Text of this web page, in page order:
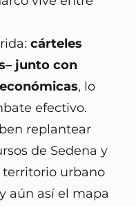
cárteles
junto con
, lo
efectivo.
replantear
de Sedena y
territorio urbano
aún así el mapa